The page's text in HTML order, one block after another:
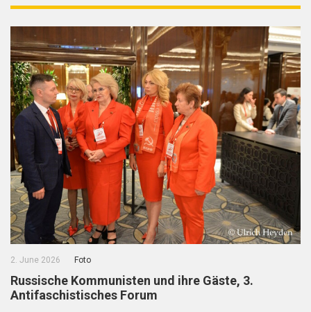
2. June 2026 Foto
Russische Kommunisten und ihre Gäste, 3.
Antifaschistisches Forum